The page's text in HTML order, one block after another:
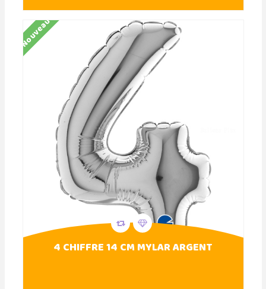
Nouveau
4 CHIFFRE 14 CM MYLAR ARGENT